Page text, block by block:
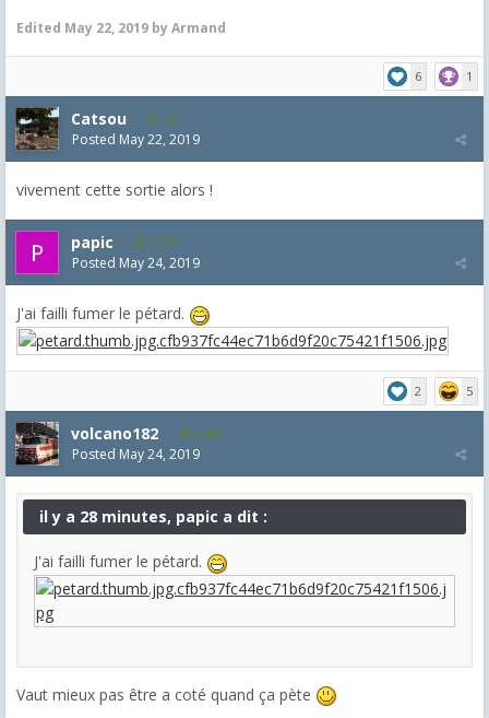
Edited May 22, 2019 by Armand
6 1
Catsou 137
Posted May 22, 2019
vivement cette sortie alors !
papic 1,372
Posted May 24, 2019
J'ai failli fumer le pétard.
2 5
volcano182 1,346
Posted May 24, 2019
il y a 28 minutes, papic a dit :
J'ai failli fumer le pétard.
Vaut mieux pas être a coté quand ça pète